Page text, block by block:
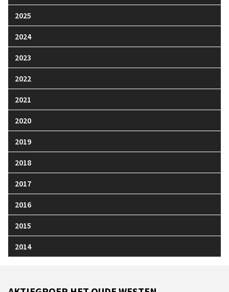
2025
2024
2023
2022
2021
2020
2019
2018
2017
2016
2015
2014